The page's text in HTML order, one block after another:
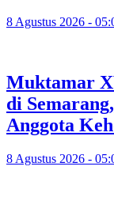
8 Agustus 2026 -
Muktamar
di
Anggota
8 Agustus 2026 -